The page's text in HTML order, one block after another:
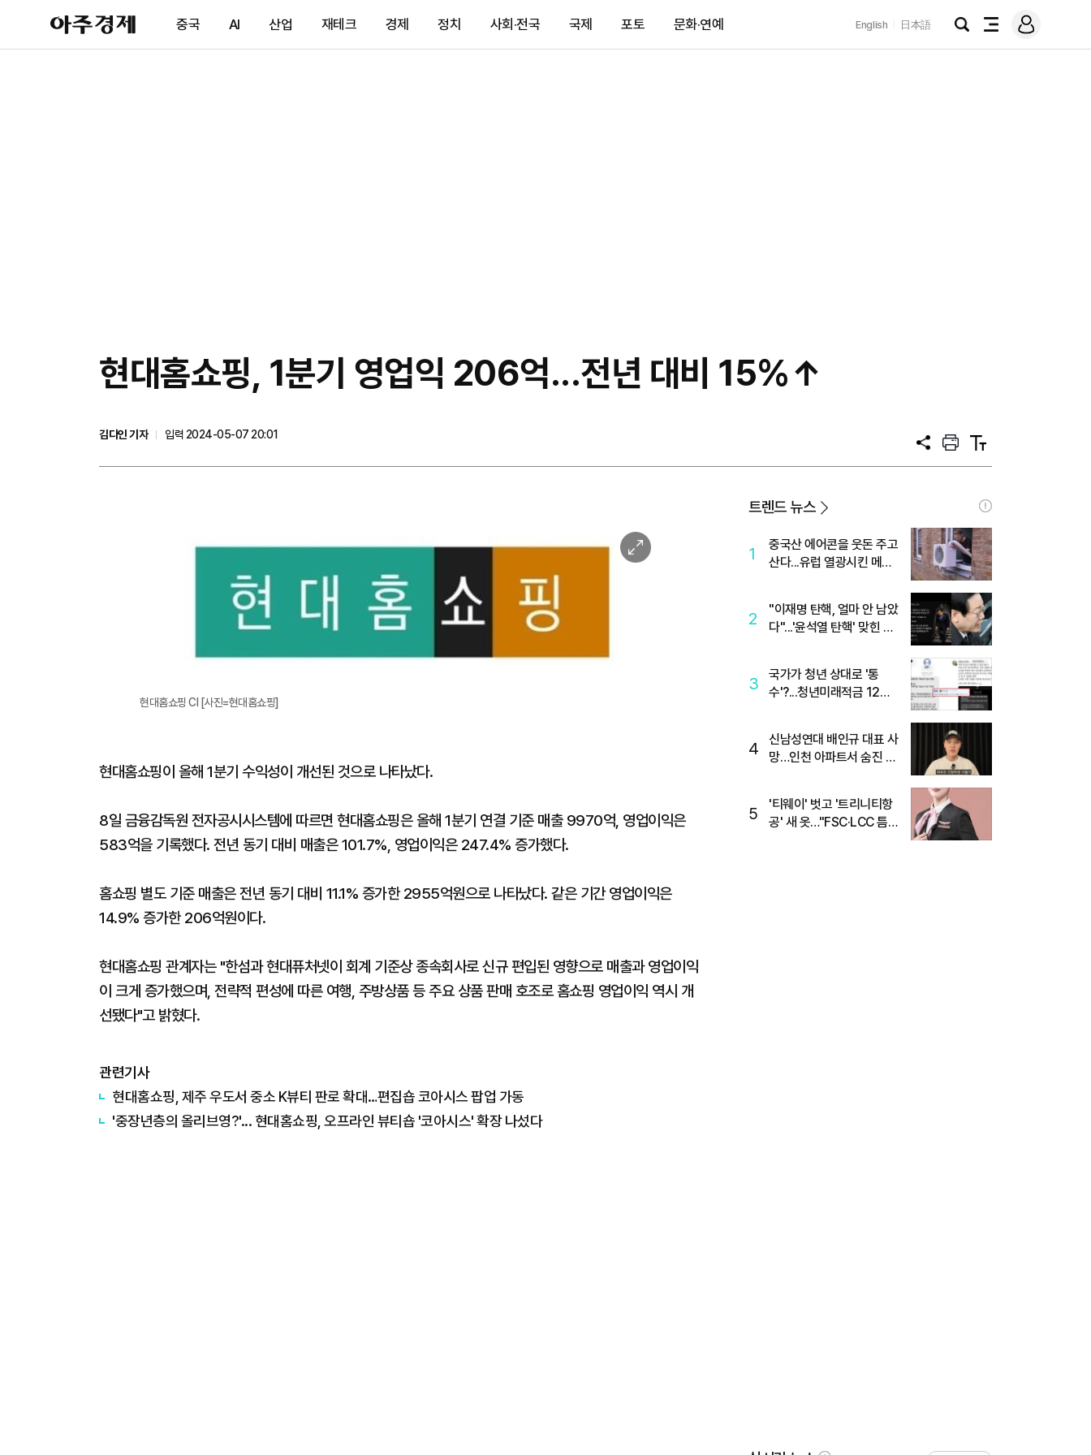
아
주
제
중국 AI 산업 재테크 경제 정치 사회·전국 국제 포토 문화·연예 English 日本語
검
전
메
그
현대홈쇼핑, 1분기 영업익 206억...전년 대비 15%↑
김다인 기자
입력 2024-05-07 20:01
공
프
트
텍
트
이
미
현대홈쇼핑 CI [사진=현대홈쇼핑]
현대홈쇼핑이 올해 1분기 수익성이 개선된 것으로 나타났다.
8일 금융감독원 전자공시시스템에 따르면 현대홈쇼핑은 올해 1분기 연결 기준 매출 9970억, 영업이익은
583억을 기록했다. 전년 동기 대비 매출은 101.7%, 영업이익은 247.4% 증가했다.
홈쇼핑 별도 기준 매출은 전년 동기 대비 11.1% 증가한 2955억원으로 나타났다. 같은 기간 영업이익은
14.9% 증가한 206억원이다.
현대홈쇼핑 관계자는 "한섬과 현대퓨처넷이 회계 기준상 종속회사로 신규 편입된 영향으로 매출과 영업이익
이 크게 증가했으며, 전략적 편성에 따른 여행, 주방상품 등 주요 상품 판매 호조로 홈쇼핑 영업이익 역시 개
선됐다"고 밝혔다.
관련기사
현대홈쇼핑, 제주 우도서 중소 K뷰티 판로 확대…편집숍 코아시스 팝업 가동
'중장년층의 올리브영?'... 현대홈쇼핑, 오프라인 뷰티숍 '코아시스' 확장 나섰다
트렌드 뉴스
1
중국산 에어콘을 웃돈 주고
산다...유럽 열광시킨 메이
2
"이재명 탄핵, 얼마 안 남았
다"...'윤석열 탄핵' 맞힌 무
3
국가가 청년 상대로 '통
수'?...청년미래적금 12%
4
신남성연대 배인규 대표 사
망…인천 아파트서 숨진 채
5
'티웨이' 벗고 '트리니티항
공' 새 옷…"FSC·LCC 틈